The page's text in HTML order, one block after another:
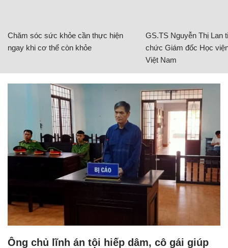
Chăm sóc sức khỏe cần thực hiện
ngay khi cơ thể còn khỏe
GS.TS Nguyễn Thị Lan
chức Giám đốc Học
Việt Nam
Ông chủ lĩnh án tội hiếp dâm, cô gái giúp